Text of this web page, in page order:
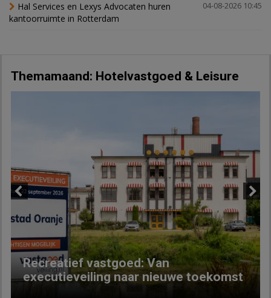
04-08-2026 10:45
Hal Services en Lexys Advocaten huren
kantoorruimte in Rotterdam
Themamaand: Hotelvastgoed & Leisure
Recreatief vastgoed: Van
executieveiling naar nieuwe toekomst
Next